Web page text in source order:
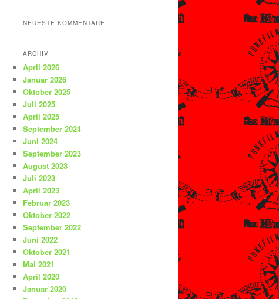
NEUESTE KOMMENTARE
ARCHIV
April 2026
Januar 2026
Oktober 2025
Juli 2025
April 2025
September 2024
Juni 2024
September 2023
August 2023
Juli 2023
April 2023
Februar 2023
Oktober 2022
September 2022
Juni 2022
Oktober 2021
Mai 2021
April 2020
Januar 2020